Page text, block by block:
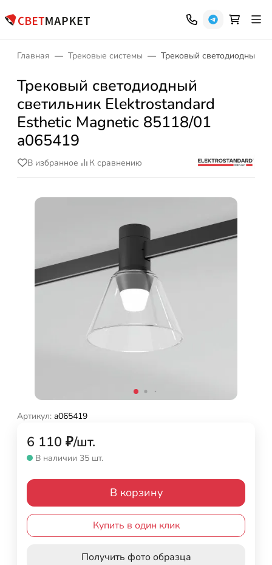
Главная Трековые системы Трековый светодиодный
Трековый светодиодный
светильник Elektrostandard
Esthetic Magnetic 85118/01
a065419
В избранное К сравнению
Артикул: a065419
6 110 ₽/шт.
В наличии 35 шт.
В корзину
Купить в один клик
Получить фото образца